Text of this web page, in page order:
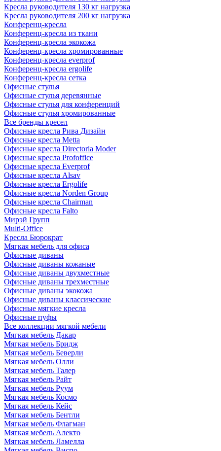
Кресла руководителя 130 кг нагрузка
Кресла руководителя 200 кг нагрузка
Конференц-кресла
Конференц-кресла из ткани
Конференц-кресла экокожа
Конференц-кресла хромированные
Конференц-кресла everprof
Конференц-кресла ergolife
Конференц-кресла сетка
Офисные стулья
Офисные стулья деревянные
Офисные стулья для конференций
Офисные стулья хромированные
Все бренды кресел
Офисные кресла Рива Дизайн
Офисные кресла Metta
Офисные кресла Directoria Moder
Офисные кресла Profoffice
Офисные кресла Everprof
Офисные кресла Alsav
Офисные кресла Ergolife
Офисные кресла Norden Group
Офисные кресла Chairman
Офисные кресла Falto
Мирэй Групп
Multi-Office
Кресла Бюрократ
Мягкая мебель для офиса
Офисные диваны
Офисные диваны кожаные
Офисные диваны двухместные
Офисные диваны трехместные
Офисные диваны экокожа
Офисные диваны классические
Офисные мягкие кресла
Офисные пуфы
Все коллекции мягкой мебели
Мягкая мебель Дакар
Мягкая мебель Бридж
Мягкая мебель Беверли
Мягкая мебель Олли
Мягкая мебель Талер
Мягкая мебель Райт
Мягкая мебель Руум
Мягкая мебель Космо
Мягкая мебель Кейс
Мягкая мебель Бентли
Мягкая мебель Флагман
Мягкая мебель Алекто
Мягкая мебель Ламелла